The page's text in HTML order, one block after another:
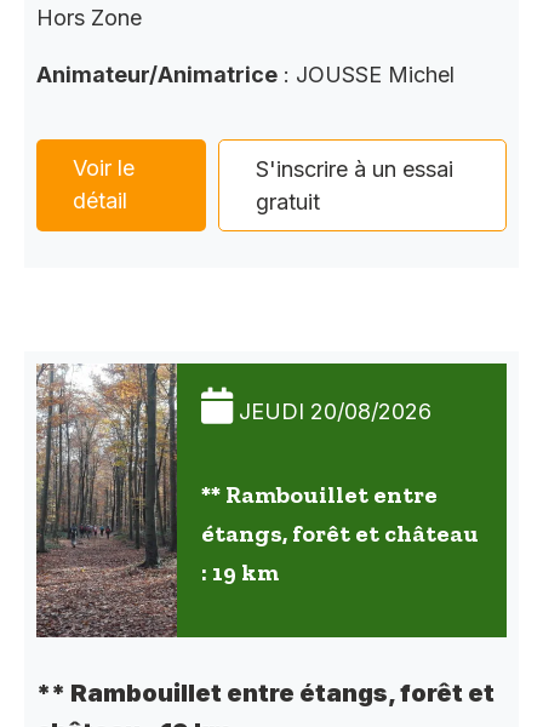
Hors Zone
Animateur/Animatrice : JOUSSE Michel
Voir le
détail
S'inscrire à un essai
gratuit
JEUDI 20/08/2026
** Rambouillet entre
étangs, forêt et château
: 19 km
** Rambouillet entre étangs, forêt et